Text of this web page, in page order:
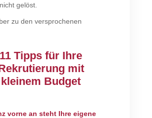
gelöst.
zu den versprochenen
11 Tipps für Ihre
mit
kleinem Budget
vorne an steht Ihre eigene